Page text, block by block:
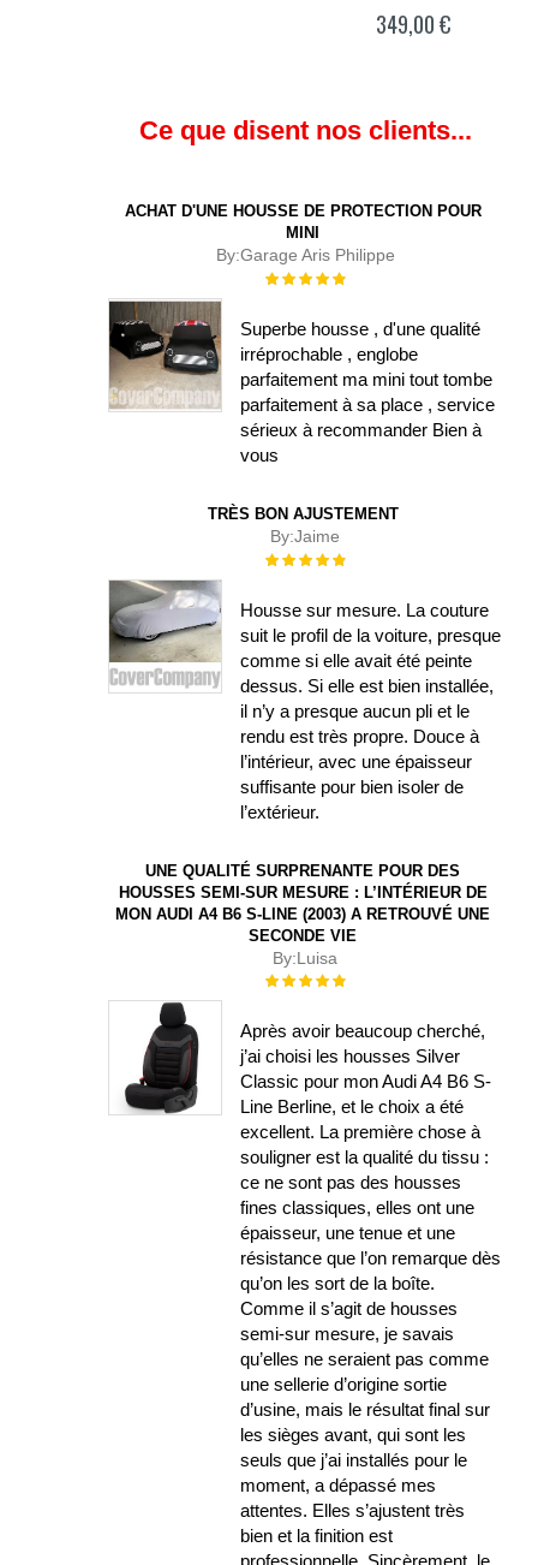
349,00 €
Ce que disent nos clients...
ACHAT D'UNE HOUSSE DE PROTECTION POUR
MINI
By:Garage Aris Philippe
Évaluation :
Superbe housse , d'une qualité
irréprochable , englobe
parfaitement ma mini tout tombe
parfaitement à sa place , service
sérieux à recommander Bien à
vous
TRÈS BON AJUSTEMENT
By:Jaime
Évaluation :
Housse sur mesure. La couture
suit le profil de la voiture, presque
comme si elle avait été peinte
dessus. Si elle est bien installée,
il n’y a presque aucun pli et le
rendu est très propre. Douce à
l’intérieur, avec une épaisseur
suffisante pour bien isoler de
l’extérieur.
UNE QUALITÉ SURPRENANTE POUR DES
HOUSSES SEMI-SUR MESURE : L’INTÉRIEUR DE
MON AUDI A4 B6 S-LINE (2003) A RETROUVÉ UNE
SECONDE VIE
By:Luisa
Évaluation :
Après avoir beaucoup cherché,
j’ai choisi les housses Silver
Classic pour mon Audi A4 B6 S-
Line Berline, et le choix a été
excellent. La première chose à
souligner est la qualité du tissu :
ce ne sont pas des housses
fines classiques, elles ont une
épaisseur, une tenue et une
résistance que l’on remarque dès
qu’on les sort de la boîte.
Comme il s’agit de housses
semi-sur mesure, je savais
qu’elles ne seraient pas comme
une sellerie d’origine sortie
d’usine, mais le résultat final sur
les sièges avant, qui sont les
seuls que j’ai installés pour le
moment, a dépassé mes
attentes. Elles s’ajustent très
bien et la finition est